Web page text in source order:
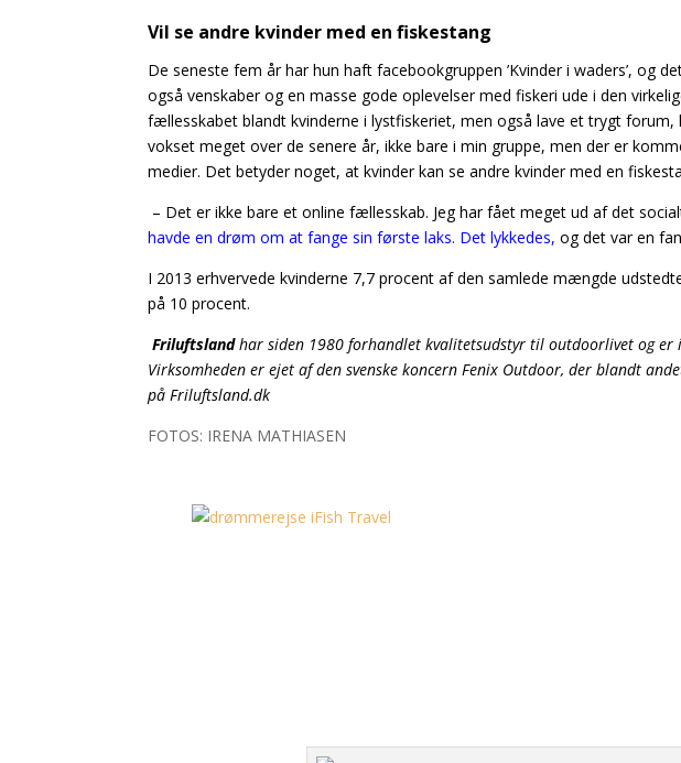
Vil se andre kvinder med en fiskestang
De seneste fem år har hun haft facebookgruppen ’Kvinder i waders’, og
også venskaber og en masse gode oplevelser med fiskeri ude i den
fællesskabet blandt kvinderne i lystfiskeriet, men også lave et trygt
vokset meget over de senere år, ikke bare i min gruppe, men der er
medier. Det betyder noget, at kvinder kan se andre kvinder med en
– Det er ikke bare et online fællesskab. Jeg har fået meget ud af det
havde en drøm om at fange sin første laks. Det lykkedes, og det var en
I 2013 erhvervede kvinderne 7,7 procent af den samlede mængde
på 10 procent.
Friluftslandhar siden 1980 forhandlet kvalitetsudstyr til outdoorlivet og
Virksomheden er ejet af den svenske koncern Fenix Outdoor, der blandt
på Friluftsland.dk
FOTOS: IRENA MATHIASEN